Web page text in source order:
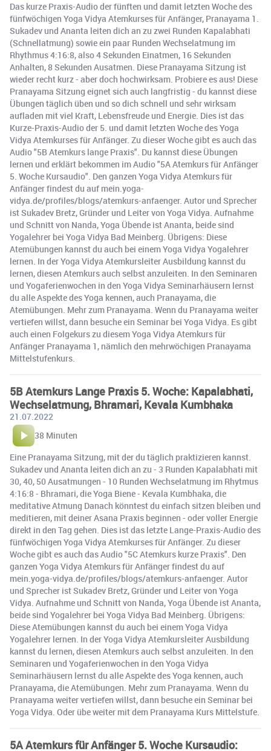
Das kurze Praxis-Audio der fünften und damit letzten Woche des
fünfwöchigen Yoga Vidya Atemkurses für Anfänger, Pranayama 1.
Sukadev und Ananta leiten dich an zu zwei Runden Kapalabhati
(Schnellatmung) sowie ein paar Runden Wechselatmung im
Rhythmus 4:16:8, also 4 Sekunden Einatmen, 16 Sekunden
Anhalten, 8 Sekunden Ausatmen. Diese Pranayama Sitzung ist
wieder recht kurz - aber doch hochwirksam. Probiere es aus! Diese
Pranayama Sitzung eignet sich auch langfristig - du kannst diese
Übungen täglich üben und so dich schnell und sehr wirksam
aufladen mit viel Kraft, Lebensfreude und Energie. Dies ist das
Kurze-Praxis-Audio der 5. und damit letzten Woche des Yoga
Vidya Atemkurses für Anfänger. Zu dieser Woche gibt es auch das
Audio "5B Atemkurs lange Praxis". Du kannst diese Übungen
lernen und erklärt bekommen im Audio "5A Atemkurs für Anfänger
5. Woche Kursaudio". Den ganzen Yoga Vidya Atemkurs für
Anfänger findest du auf mein.yoga-
vidya.de/profiles/blogs/atemkurs-anfaenger. Autor und Sprecher
ist Sukadev Bretz, Gründer und Leiter von Yoga Vidya. Aufnahme
und Schnitt von Nanda, Yoga Übende ist Ananta, beide sind
Yogalehrer bei Yoga Vidya Bad Meinberg. Übrigens: Diese
Atemübungen kannst du auch bei einem Yoga Vidya Yogalehrer
lernen. In der Yoga Vidya Atemkursleiter Ausbildung kannst du
lernen, diesen Atemkurs auch selbst anzuleiten. In den Seminaren
und Yogaferienwochen in den Yoga Vidya Seminarhäusern lernst
du alle Aspekte des Yoga kennen, auch Pranayama, die
Atemübungen. Mehr zum Pranayama. Wenn du Pranayama weiter
vertiefen willst, dann besuche ein Seminar bei Yoga Vidya. Es gibt
auch einen Folgekurs zu diesem Yoga Vidya Atemkurs für
Anfänger Pranayama 1, nämlich den mehrwöchigen Pranayama
Mittelstufenkurs.
5B Atemkurs Lange Praxis 5. Woche: Kapalabhati,
Wechselatmung, Bhramari, Kevala Kumbhaka
21.07.2022
38 Minuten
Eine Pranayama Sitzung, mit der du täglich praktizieren kannst.
Sukadev und Ananta leiten dich an zu - 3 Runden Kapalabhati mit
30, 40, 50 Ausatmungen - 10 Runden Wechselatmung im Rhytmus
4:16:8 - Bhramari, die Yoga Biene - Kevala Kumbhaka, die
meditative Atmung Danach könntest du einfach sitzen bleiben und
meditieren, mit deiner Asana Praxis beginnen - oder voller Energie
direkt in den Tag gehen. Dies ist das letzte Lange-Praxis-Audio des
fünfwöchigen Yoga Vidya Atemkurses für Anfänger. Zu dieser
Woche gibt es auch das Audio "5C Atemkurs kurze Praxis". Den
ganzen Yoga Vidya Atemkurs für Anfänger findest du auf
mein.yoga-vidya.de/profiles/blogs/atemkurs-anfaenger. Autor
und Sprecher ist Sukadev Bretz, Gründer und Leiter von Yoga
Vidya. Aufnahme und Schnitt von Nanda, Yoga Übende ist Ananta,
beide sind Yogalehrer bei Yoga Vidya Bad Meinberg. Übrigens:
Diese Atemübungen kannst du auch bei einem Yoga Vidya
Yogalehrer lernen. In der Yoga Vidya Atemkursleiter Ausbildung
kannst du lernen, diesen Atemkurs auch selbst anzuleiten. In den
Seminaren und Yogaferienwochen in den Yoga Vidya
Seminarhäusern lernst du alle Aspekte des Yoga kennen, auch
Pranayama, die Atemübungen. Mehr zum Pranayama. Wenn du
Pranayama weiter vertiefen willst, dann besuche ein Seminar bei
Yoga Vidya. Oder übe weiter mit dem Pranayama Kurs Mittelstufe.
5A Atemkurs für Anfänger 5. Woche Kursaudio: